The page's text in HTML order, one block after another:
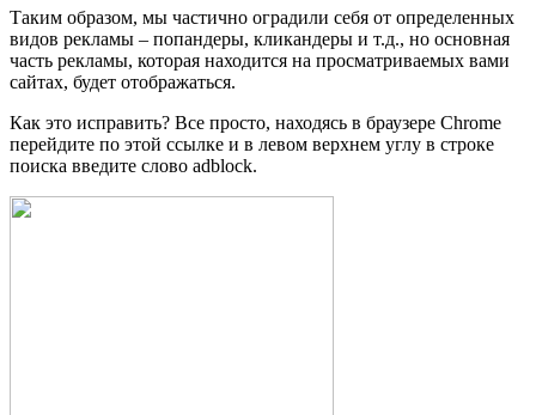
Таким образом, мы частично оградили себя от определенных
видов рекламы – попандеры, кликандеры и т.д., но основная
часть рекламы, которая находится на просматриваемых вами
сайтах, будет отображаться.
Как это исправить? Все просто, находясь в браузере Chrome
перейдите по этой ссылке и в левом верхнем углу в строке
поиска введите слово adblock.